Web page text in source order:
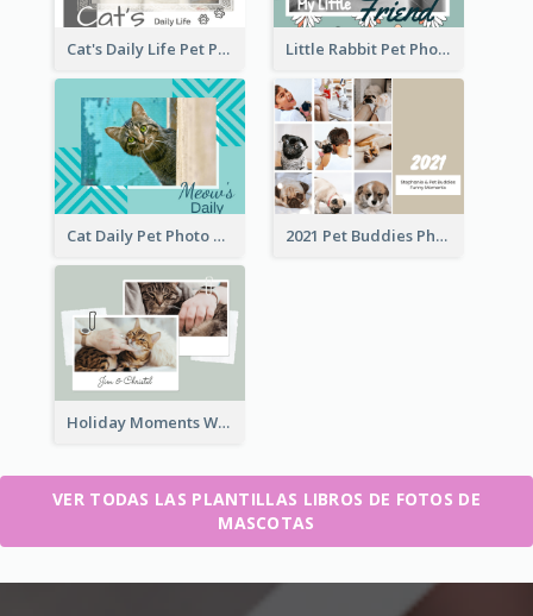
Cat's Daily Life Pet Photo Book Little Rabbit Pet Photo Book
Cat Daily Pet Photo Book Details 2021 Pet Buddies Photo Book
Holiday Moments With Pets Photo Book
VER TODAS LAS PLANTILLAS LIBROS DE FOTOS DE
MASCOTAS